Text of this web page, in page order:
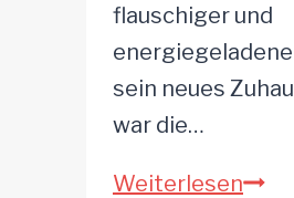
flauschiger und
sein neues
war die…
Weiterlesen